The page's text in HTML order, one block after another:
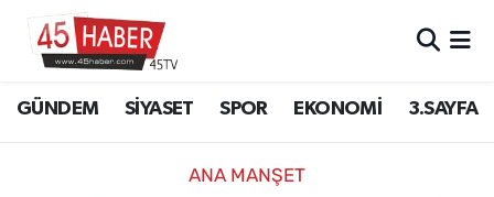
GÜNDEM SİYASET SPOR EKONOMİ 3.SAYFA
ANA MANŞET
SİYASET
Manisa Hava Durumu